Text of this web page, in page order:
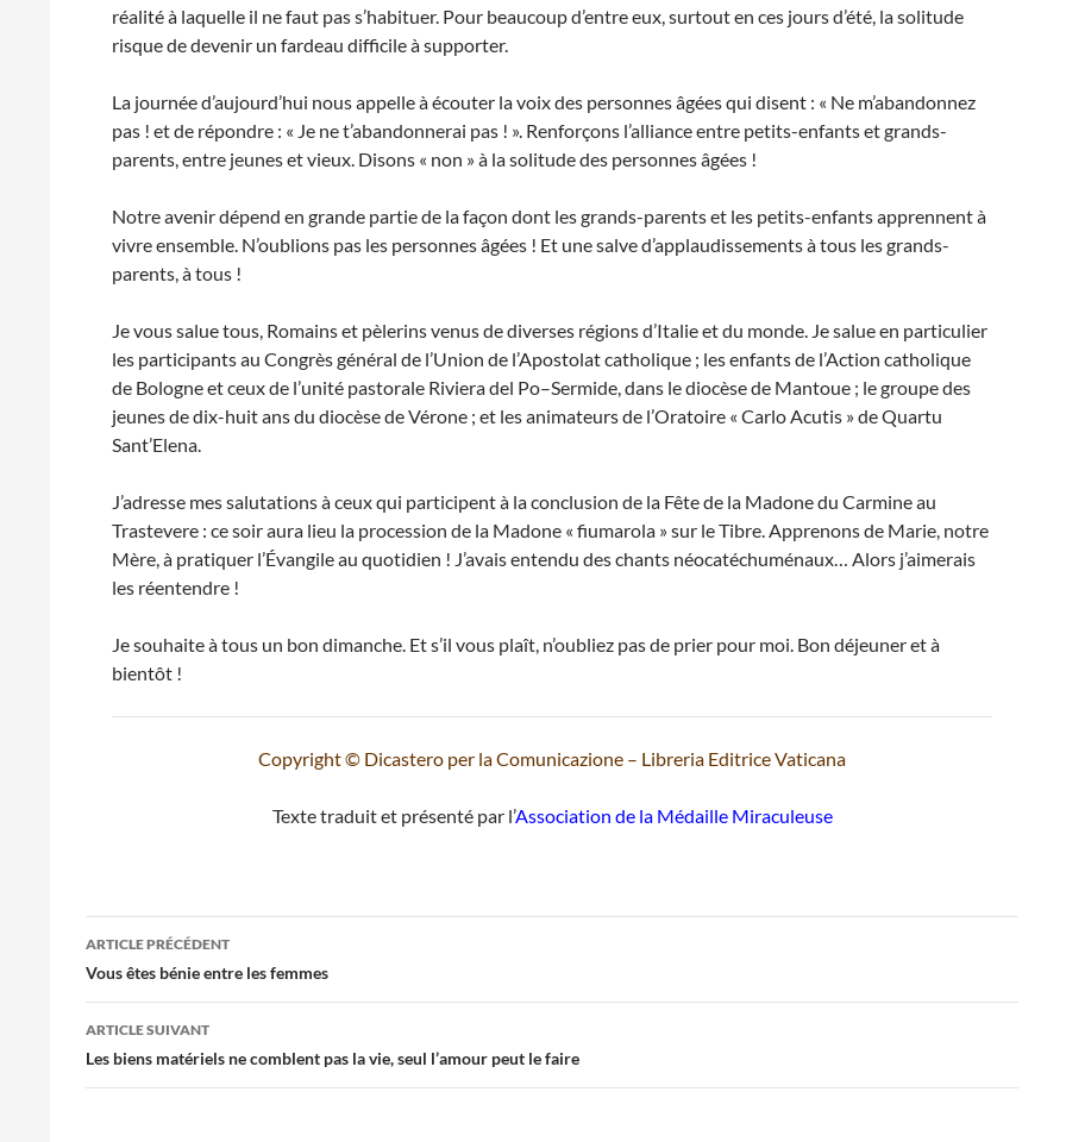
réalité à laquelle il ne faut pas s’habituer. Pour beaucoup d’entre eux, surtout en ces jours d’été, la solitude
risque de devenir un fardeau difficile à supporter.
La journée d’aujourd’hui nous appelle à écouter la voix des personnes âgées qui disent : « Ne m’abandonnez
pas ! et de répondre : « Je ne t’abandonnerai pas ! ». Renforçons l’alliance entre petits-enfants et grands-
parents, entre jeunes et vieux. Disons « non » à la solitude des personnes âgées !
Notre avenir dépend en grande partie de la façon dont les grands-parents et les petits-enfants apprennent à
vivre ensemble. N’oublions pas les personnes âgées ! Et une salve d’applaudissements à tous les grands-
parents, à tous !
Je vous salue tous, Romains et pèlerins venus de diverses régions d’Italie et du monde. Je salue en particulier
les participants au Congrès général de l’Union de l’Apostolat catholique ; les enfants de l’Action catholique
de Bologne et ceux de l’unité pastorale Riviera del Po–Sermide, dans le diocèse de Mantoue ; le groupe des
jeunes de dix-huit ans du diocèse de Vérone ; et les animateurs de l’Oratoire « Carlo Acutis » de Quartu
Sant’Elena.
J’adresse mes salutations à ceux qui participent à la conclusion de la Fête de la Madone du Carmine au
Trastevere : ce soir aura lieu la procession de la Madone « fiumarola » sur le Tibre. Apprenons de Marie, notre
Mère, à pratiquer l’Évangile au quotidien ! J’avais entendu des chants néocatéchuménaux… Alors j’aimerais
les réentendre !
Je souhaite à tous un bon dimanche. Et s’il vous plaît, n’oubliez pas de prier pour moi. Bon déjeuner et à
bientôt !
Copyright © Dicastero per la Comunicazione – Libreria Editrice Vaticana
Texte traduit et présenté par l’Association de la Médaille Miraculeuse
Navigation
des
articles
ARTICLE PRÉCÉDENT
Vous êtes bénie entre les femmes
ARTICLE SUIVANT
Les biens matériels ne comblent pas la vie, seul l’amour peut le faire